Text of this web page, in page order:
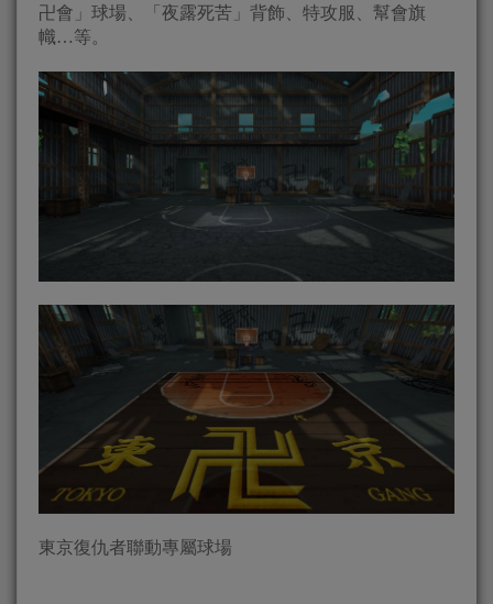
卍會」球場、「夜露死苦」背飾、特攻服、幫會旗
幟…等。
東京復仇者聯動專屬球場